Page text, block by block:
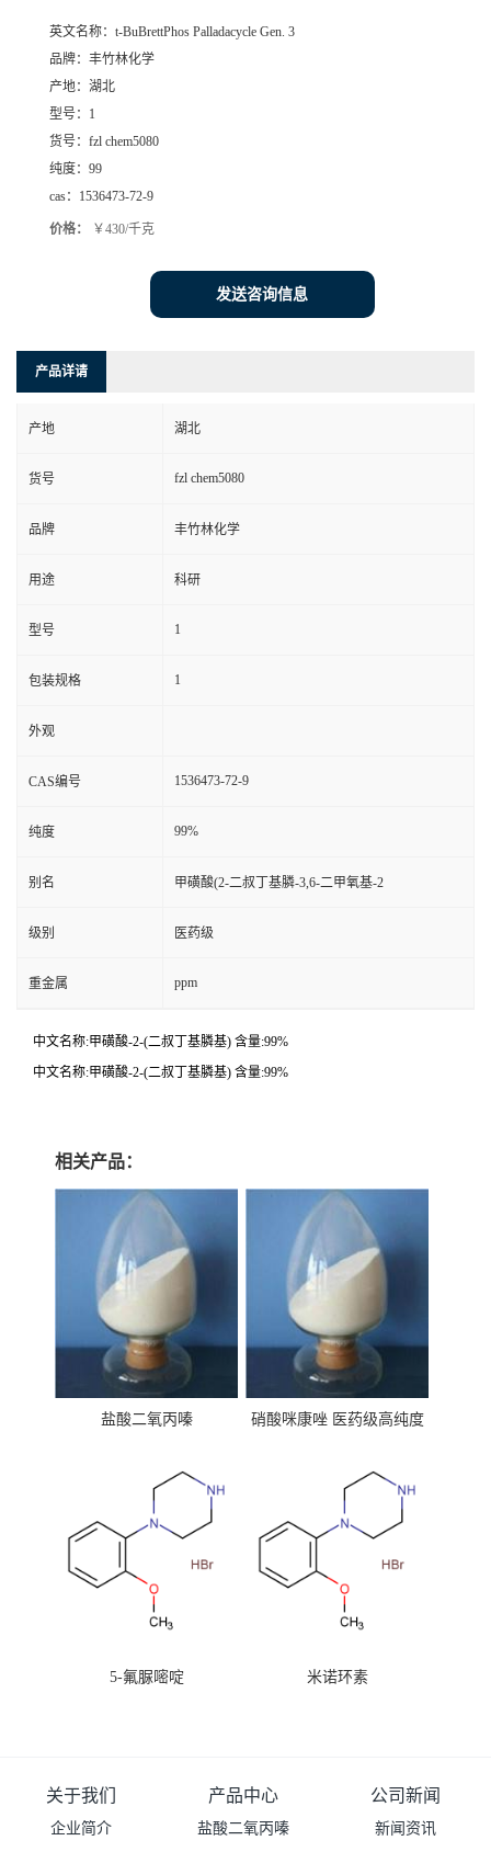
英文名称： t-BuBrettPhos Palladacycle Gen. 3
品牌： 丰竹林化学
产地： 湖北
型号： 1
货号： fzl chem5080
纯度： 99
cas： 1536473-72-9
价格： ￥430/千克
发送咨询信息
产品详请
产地 湖北
货号 fzl chem5080
品牌 丰竹林化学
用途 科研
型号 1
包装规格 1
外观
CAS编号 1536473-72-9
纯度 99%
别名 甲磺酸(2-二叔丁基膦-3,6-二甲氧基-2
级别 医药级
重金属 ppm
中文名称:甲磺酸-2-(二叔丁基膦基) 含量:99%
中文名称:甲磺酸-2-(二叔丁基膦基) 含量:99%
相关产品：
盐酸二氧丙嗪
硝酸咪康唑 医药级高纯度
5-氟脲嘧啶 米诺环素
关于我们
企业简介
产品中心
盐酸二氧丙嗪
公司新闻
新闻资讯